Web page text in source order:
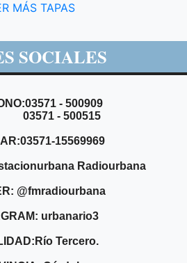
MÁS TAPAS
SOCIALES
- 500909
- 500515
15569969
Radiourbana
@fmradiourbana
urbanario3
Tercero.